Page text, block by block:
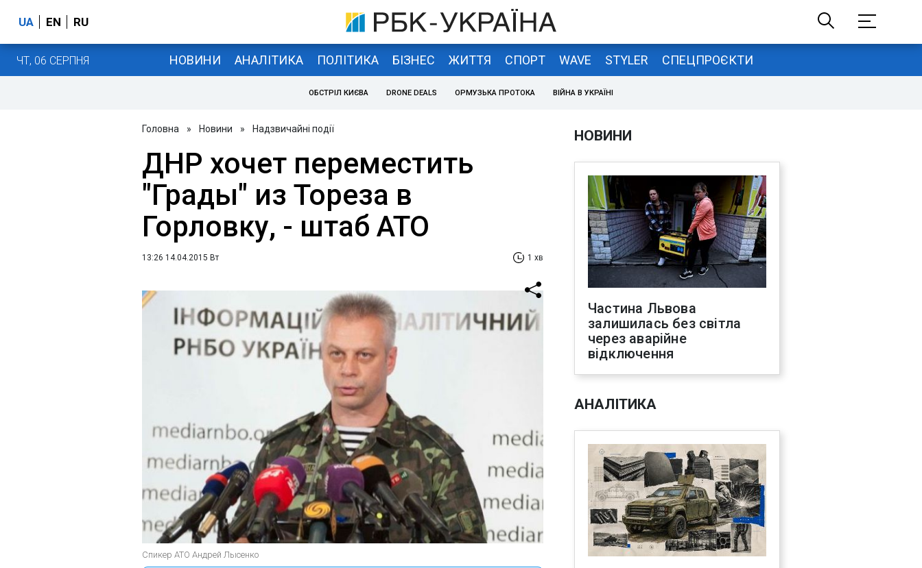
UA EN RU
ЧТ, 06 СЕРПНЯ НОВИНИ АНАЛІТИКА ПОЛІТИКА БІЗНЕС ЖИТТЯ СПОРТ WAVE STYLER СПЕЦПРОЄКТИ
ОБСТРІЛ КИЄВА DRONE DEALS ОРМУЗЬКА ПРОТОКА ВІЙНА В УКРАЇНІ
Головна » Новини » Надзвичайні події
ДНР хочет переместить
"Грады" из Тореза в
Горловку, - штаб АТО
13:26 14.04.2015 Вт 1 хв
Спикер АТО Андрей Лысенко
НОВИНИ
Частина Львова
залишилась без світла
через аварійне
відключення
АНАЛІТИКА